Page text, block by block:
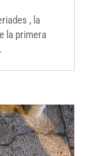
, la
la primera